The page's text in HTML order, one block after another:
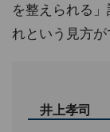
を整えられる
れという見方が
井上孝司